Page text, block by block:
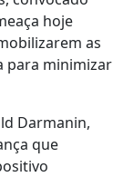
hoje
as
para minimizar
Darmanin,
que